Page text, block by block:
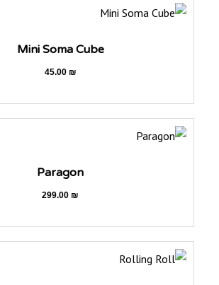
Mini Soma Cube
45.00₪
Paragon
299.00₪